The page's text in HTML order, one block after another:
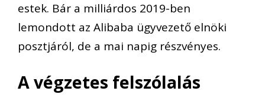
estek. Bár a milliárdos 2019-ben
lemondott az Alibaba ügyvezető elnöki
posztjáról, de a mai napig részvényes.
A végzetes felszólalás